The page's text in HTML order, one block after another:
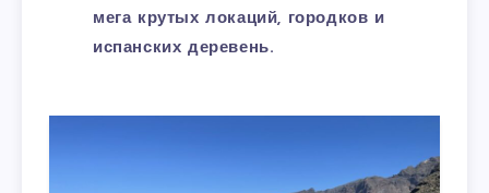
мега крутых локаций, городков и
испанских деревень.